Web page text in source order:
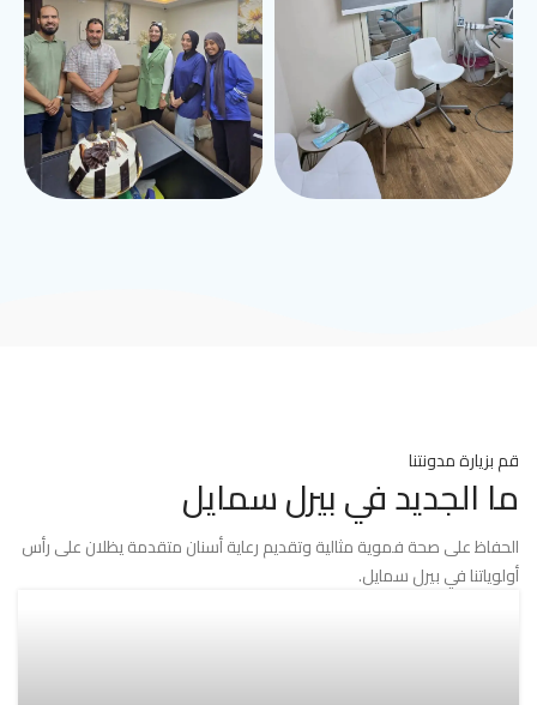
قم بزيارة مدونتنا
ما الجديد في بيرل سمايل
الحفاظ على صحة فموية مثالية وتقديم رعاية أسنان متقدمة يظلان على رأس
أولوياتنا في بيرل سمايل.